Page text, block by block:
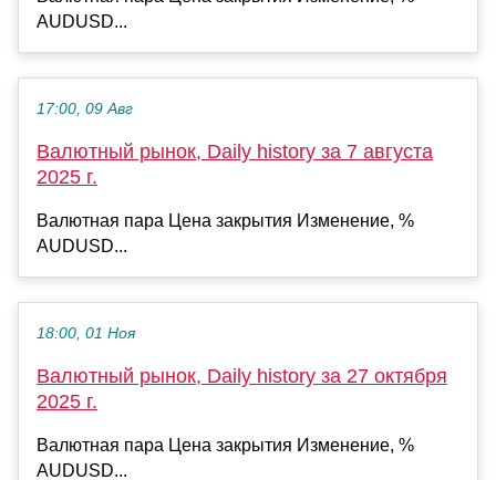
AUDUSD...
17:00, 09 Авг
Валютный рынок, Daily history за 7 августа
2025 г.
Валютная пара Цена закрытия Изменение, %
AUDUSD...
18:00, 01 Ноя
Валютный рынок, Daily history за 27 октября
2025 г.
Валютная пара Цена закрытия Изменение, %
AUDUSD...